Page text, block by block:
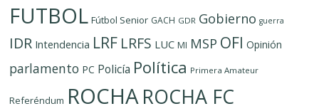
FUTBOL Fútbol Senior GACH GDR Gobierno guerra
IDR Intendencia LRF LRFS LUC MI MSP OFI Opinión
parlamento PC Policía Política Primera Amateur
Referéndum ROCHAROCHA FC